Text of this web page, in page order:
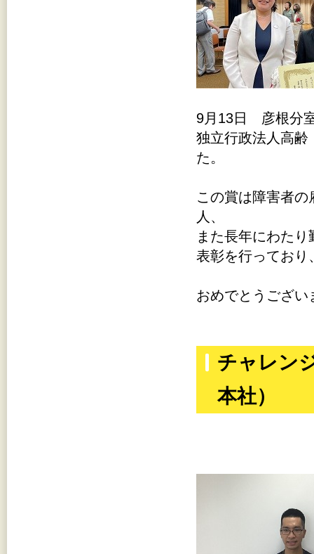
9月13日 彦根分
独立行政法人高齢
た。
この賞は障害者
人、
また長年にわた
表彰を行っており
おめでとうござ
チャレン
本社）